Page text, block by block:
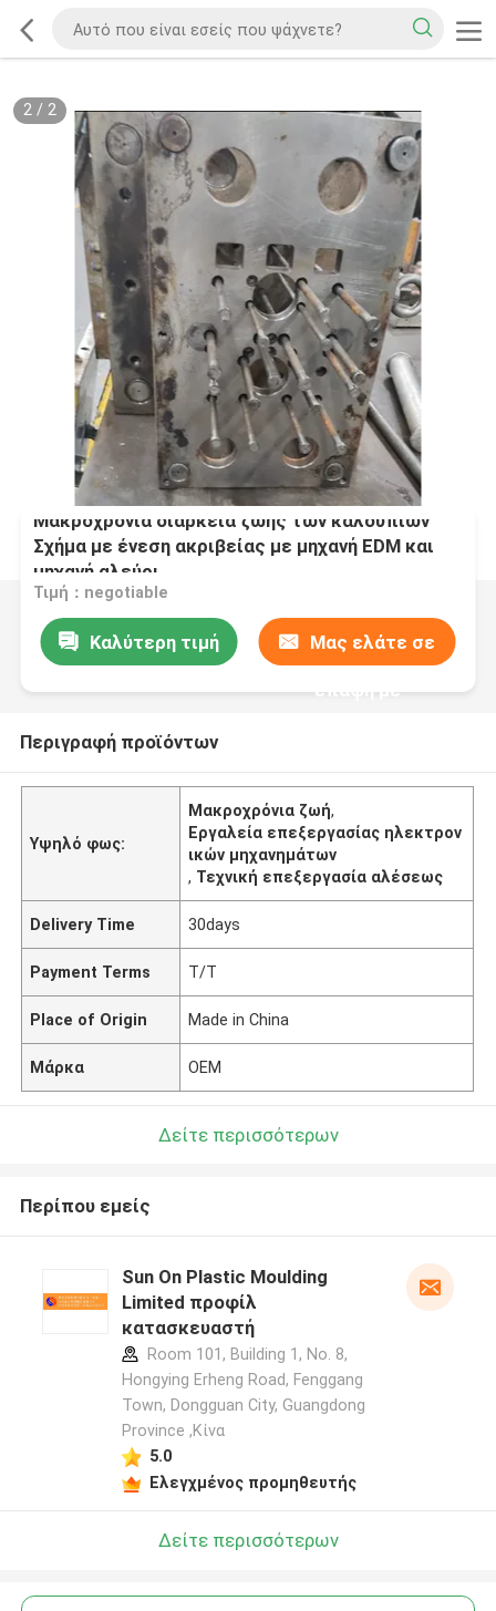
2/ 2
Μακροχρόνια διάρκεια ζωής των καλούπιων
Σχήμα με ένεση ακριβείας με μηχανή EDM και
μηχανή αλεύρι
Τιμή：negotiable
Καλύτερη τιμή Μας ελάτε σε
επαφή με
Περιγραφή προϊόντων
Υψηλό φως:
Μακροχρόνια ζωή,
Εργαλεία επεξεργασίας ηλεκτρον
ικών μηχανημάτων
, Τεχνική επεξεργασία αλέσεως
Delivery Time 30days
Payment Terms T/T
Place of Origin Made in China
Μάρκα OEM
Δείτε περισσότερων
Περίπου εμείς
Sun On Plastic Moulding
Limited προφίλ
κατασκευαστή
Room 101, Building 1, No. 8,
Hongying Erheng Road, Fenggang
Town, Dongguan City, Guangdong
Province ,Κίνα
5.0
Ελεγχμένος προμηθευτής
Δείτε περισσότερων